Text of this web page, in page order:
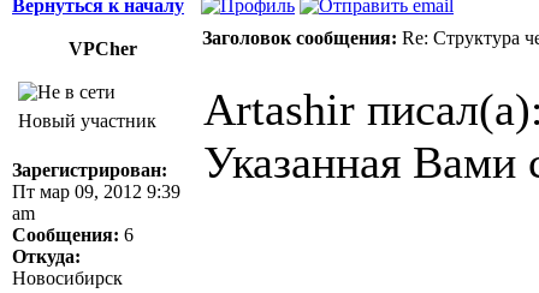
Вернуться к началу
VPCher
Заголовок сообщения: Re: Структура
Новый участник
Зарегистрирован:
Пт мар 09, 2012 9:39
am
Сообщения: 6
Откуда:
Новосибирск
Artashir
Указанная Вами